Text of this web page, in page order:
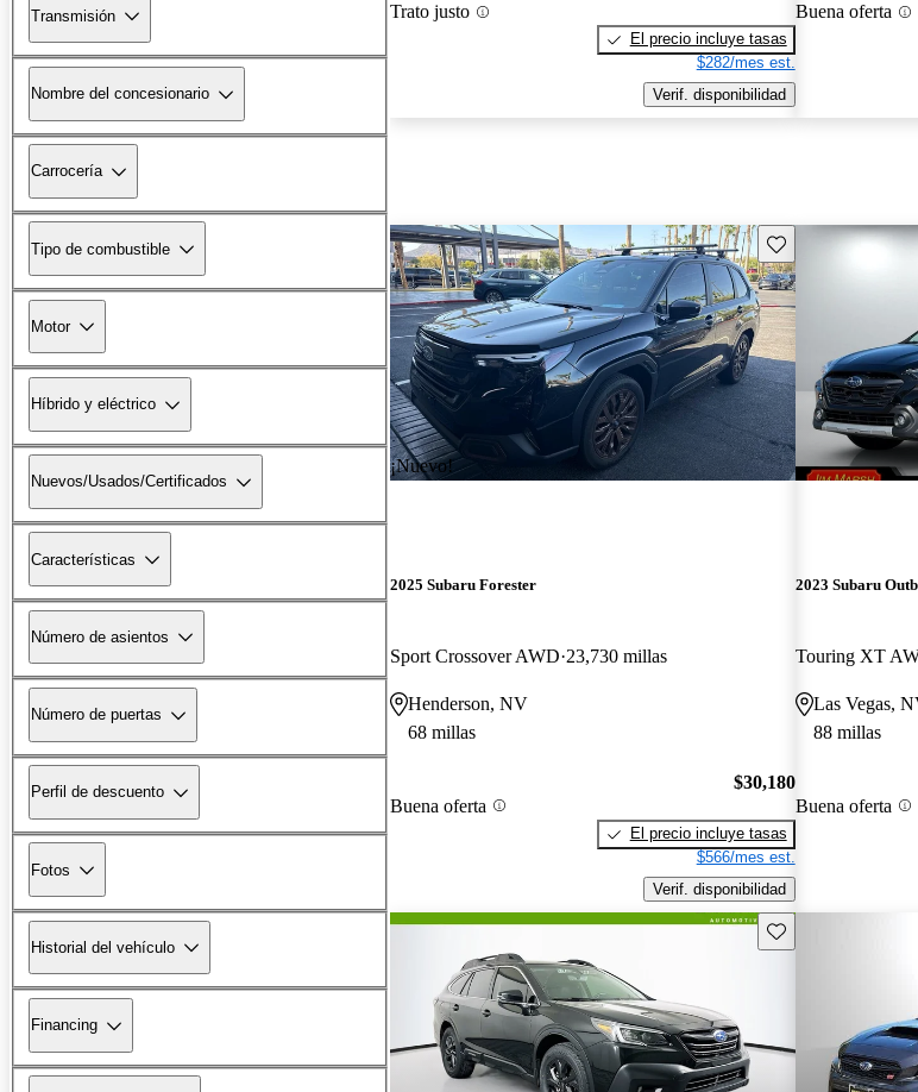
Transmisión
Nombre del concesionario
Carrocería
Tipo de combustible
Motor
Híbrido y eléctrico
Nuevos/Usados/Certificados
Características
Número de asientos
Número de puertas
Perfil de descuento
Fotos
Historial del vehículo
Financing
Trato justo
El precio incluye tasas
$282/mes est.
Verif. disponibilidad
Buena oferta
¡Nuevo!
Guarda este Aviso
2025 Subaru Forester
Sport Crossover AWD 23,730 millas
Henderson, NV
68 millas
Buena oferta
$30,180
El precio incluye tasas
$566/mes est.
Verif. disponibilidad
2023 Subaru
Touring XT
Las Vegas,
88 millas
Buena oferta
Guarda este Aviso